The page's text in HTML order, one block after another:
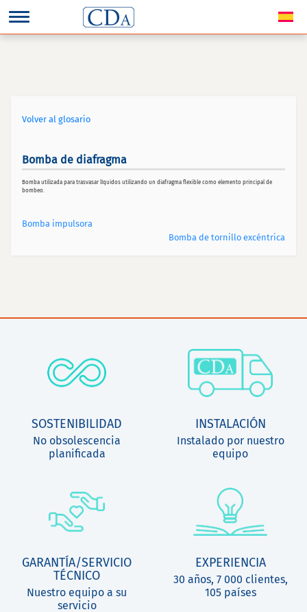
Volver al glosario
Bomba de diafragma
Bomba utilizada para trasvasar líquidos utilizando un diafragma flexible como elemento principal de
bombeo.
Bomba impulsora
Bomba de tornillo excéntrica
SOSTENIBILIDAD
No obsolescencia
planificada
INSTALACIÓN
Instalado por nuestro
equipo
GARANTÍA/SERVICIO
TÉCNICO
Nuestro equipo a su
servicio
EXPERIENCIA
30 años, 7 000 clientes,
105 países